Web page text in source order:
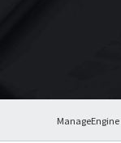
ManageEngine